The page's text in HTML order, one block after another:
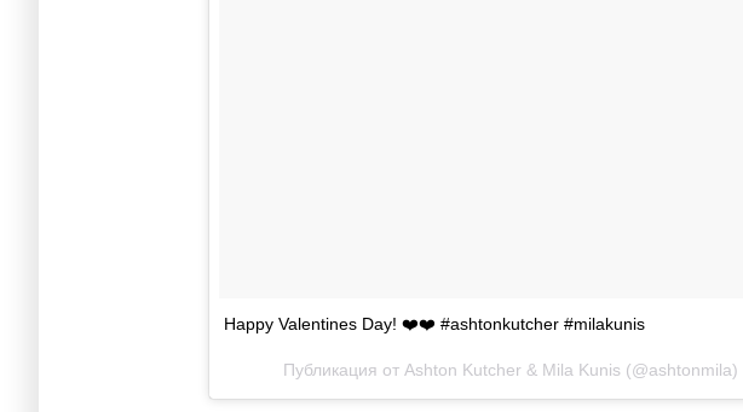
Happy Valentines Day! ❤️❤️ #ashtonkutcher #milakunis
Публикация от Ashton Kutcher & Mila Kunis (@ashtonmila)